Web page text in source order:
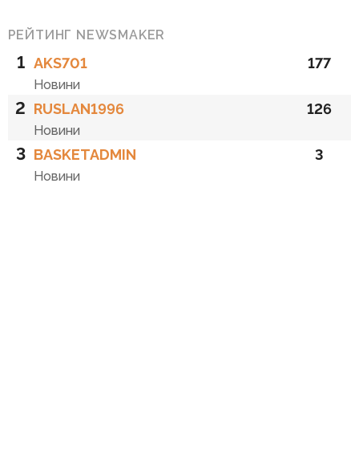
РЕЙТИНГ NEWSMAKER
1 AKS701
Новини
177
2 RUSLAN1996
Новини
126
3 BASKETADMIN
Новини
3